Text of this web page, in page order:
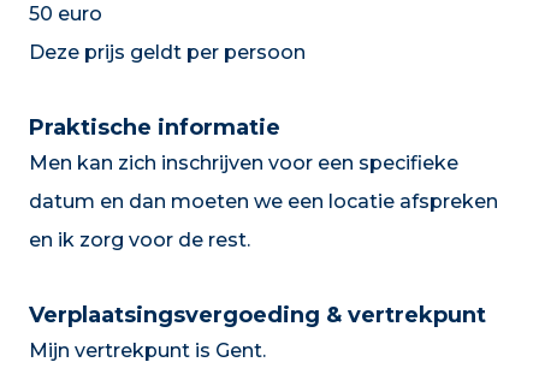
50 euro
Deze prijs geldt per persoon
Praktische informatie
Men kan zich inschrijven voor een specifieke
datum en dan moeten we een locatie afspreken
en ik zorg voor de rest.
Verplaatsingsvergoeding & vertrekpunt
Mijn vertrekpunt is Gent.